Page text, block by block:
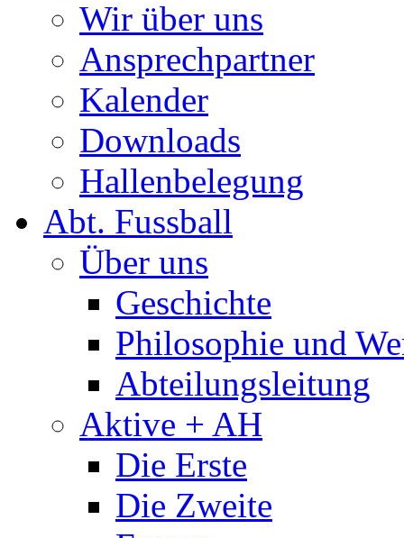
Wir über uns
Ansprechpartner
Kalender
Downloads
Hallenbelegung
Abt. Fussball
Über uns
Geschichte
Philosophie und
Abteilungsleitung
Aktive + AH
Die Erste
Die Zweite